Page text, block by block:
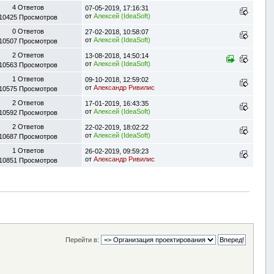
4 Ответов
10425 Просмотров
07-05-2019, 17:16:31
отАлексей (IdeaSoft)
0 Ответов
10507 Просмотров
27-02-2018, 10:58:07
отАлексей (IdeaSoft)
2 Ответов
10563 Просмотров
13-08-2018, 14:50:14
отАлексей (IdeaSoft)
1 Ответов
10575 Просмотров
09-10-2018, 12:59:02
отАлександр Ривилис
2 Ответов
10592 Просмотров
17-01-2019, 16:43:35
отАлексей (IdeaSoft)
2 Ответов
10687 Просмотров
22-02-2019, 18:02:22
отАлексей (IdeaSoft)
1 Ответов
10851 Просмотров
26-02-2019, 09:59:23
отАлександр Ривилис
Перейти в: